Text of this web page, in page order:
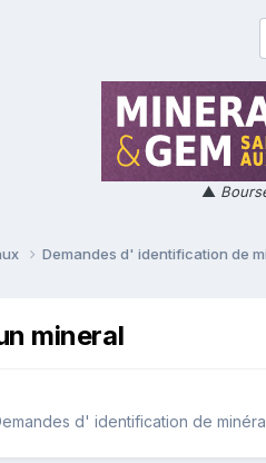
▲
Demandes d' identification de
mineral
d' identification de